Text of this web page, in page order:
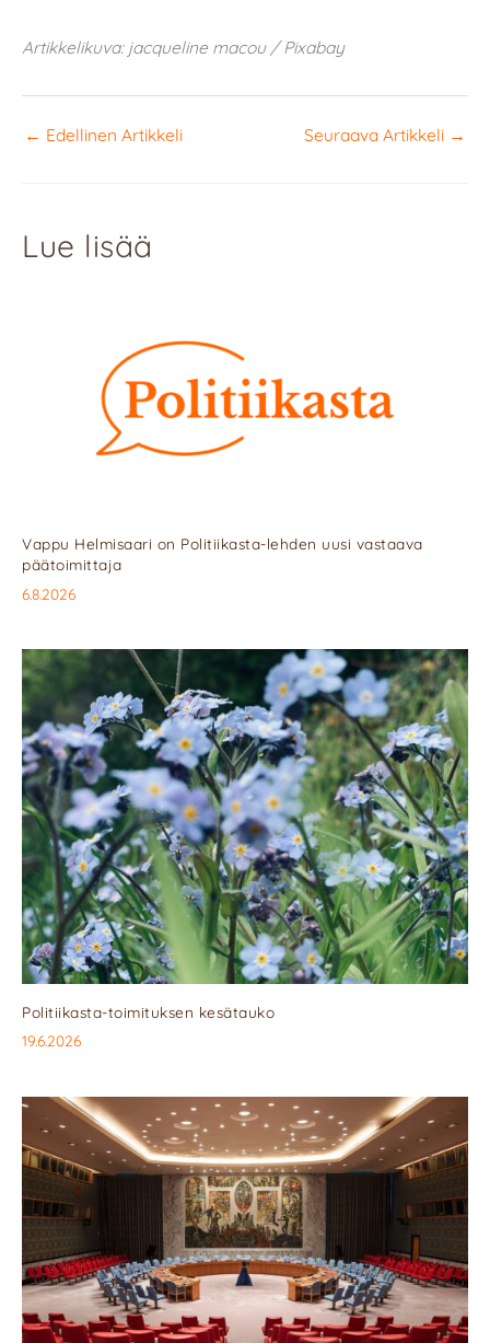
Artikkelikuva: jacqueline macou / Pixabay
← Edellinen Artikkeli Seuraava Artikkeli →
Lue lisää
Vappu Helmisaari on Politiikasta-lehden uusi vastaava
päätoimittaja
6.8.2026
Politiikasta-toimituksen kesätauko
19.6.2026